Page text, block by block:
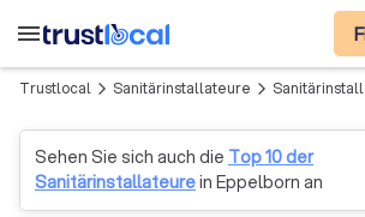
menu
Trustlocal arrow_forward_ios Sanitärinstallateure arrow_forward_ios
Sehen Sie sich auch die Top 10 der
Sanitärinstallateurein Eppelborn an